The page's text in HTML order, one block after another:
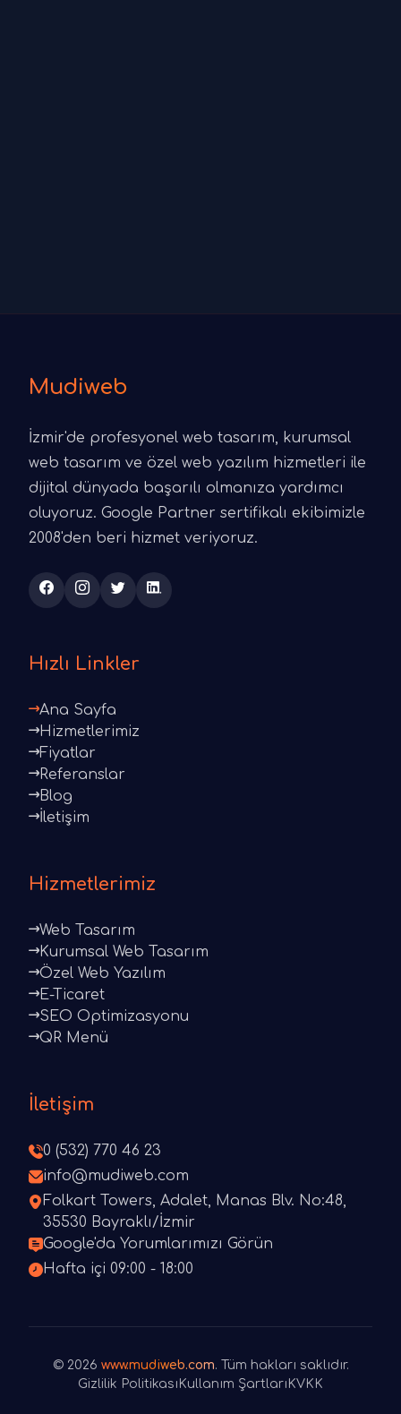
Mudiweb
İzmir'de profesyonel web tasarım, kurumsal
web tasarım ve özel web yazılım hizmetleri ile
dijital dünyada başarılı olmanıza yardımcı
oluyoruz. Google Partner sertifikalı ekibimizle
2008'den beri hizmet veriyoruz.
Hızlı Linkler
Ana Sayfa
Hizmetlerimiz
Fiyatlar
Referanslar
Blog
İletişim
Hizmetlerimiz
Web Tasarım
Kurumsal Web Tasarım
Özel Web Yazılım
E-Ticaret
SEO Optimizasyonu
QR Menü
İletişim
0 (532) 770 46 23
info@mudiweb.com
Folkart Towers, Adalet, Manas Blv. No:48,
35530 Bayraklı/İzmir
Google'da Yorumlarımızı Görün
Hafta içi 09:00 - 18:00
© 2026 www.mudiweb.com. Tüm hakları saklıdır.
Gizlilik Politikası Kullanım Şartları KVKK